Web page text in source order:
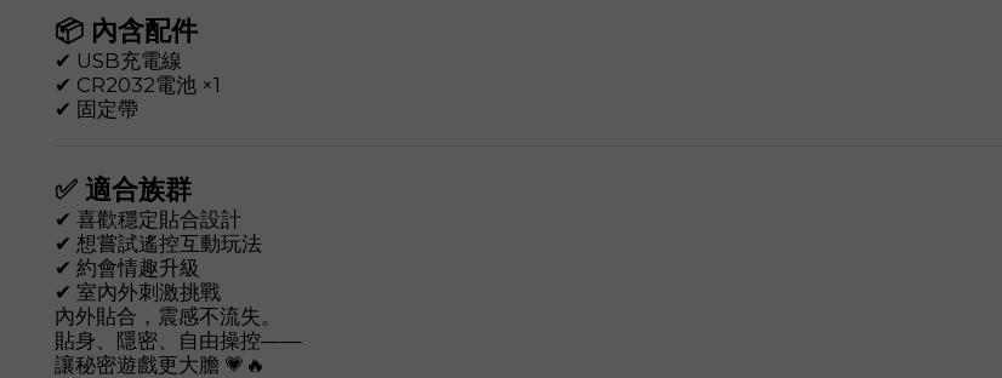
📦 內含配件
✔ USB充電線
✔ CR2032電池 ×1
✔ 固定帶
✅ 適合族群
✔ 喜歡穩定貼合設計
✔ 想嘗試遙控互動玩法
✔ 約會情趣升級
✔ 室內外刺激挑戰
內外貼合，震感不流失。
貼身、隱密、自由操控——
讓秘密遊戲更大膽 💗🔥